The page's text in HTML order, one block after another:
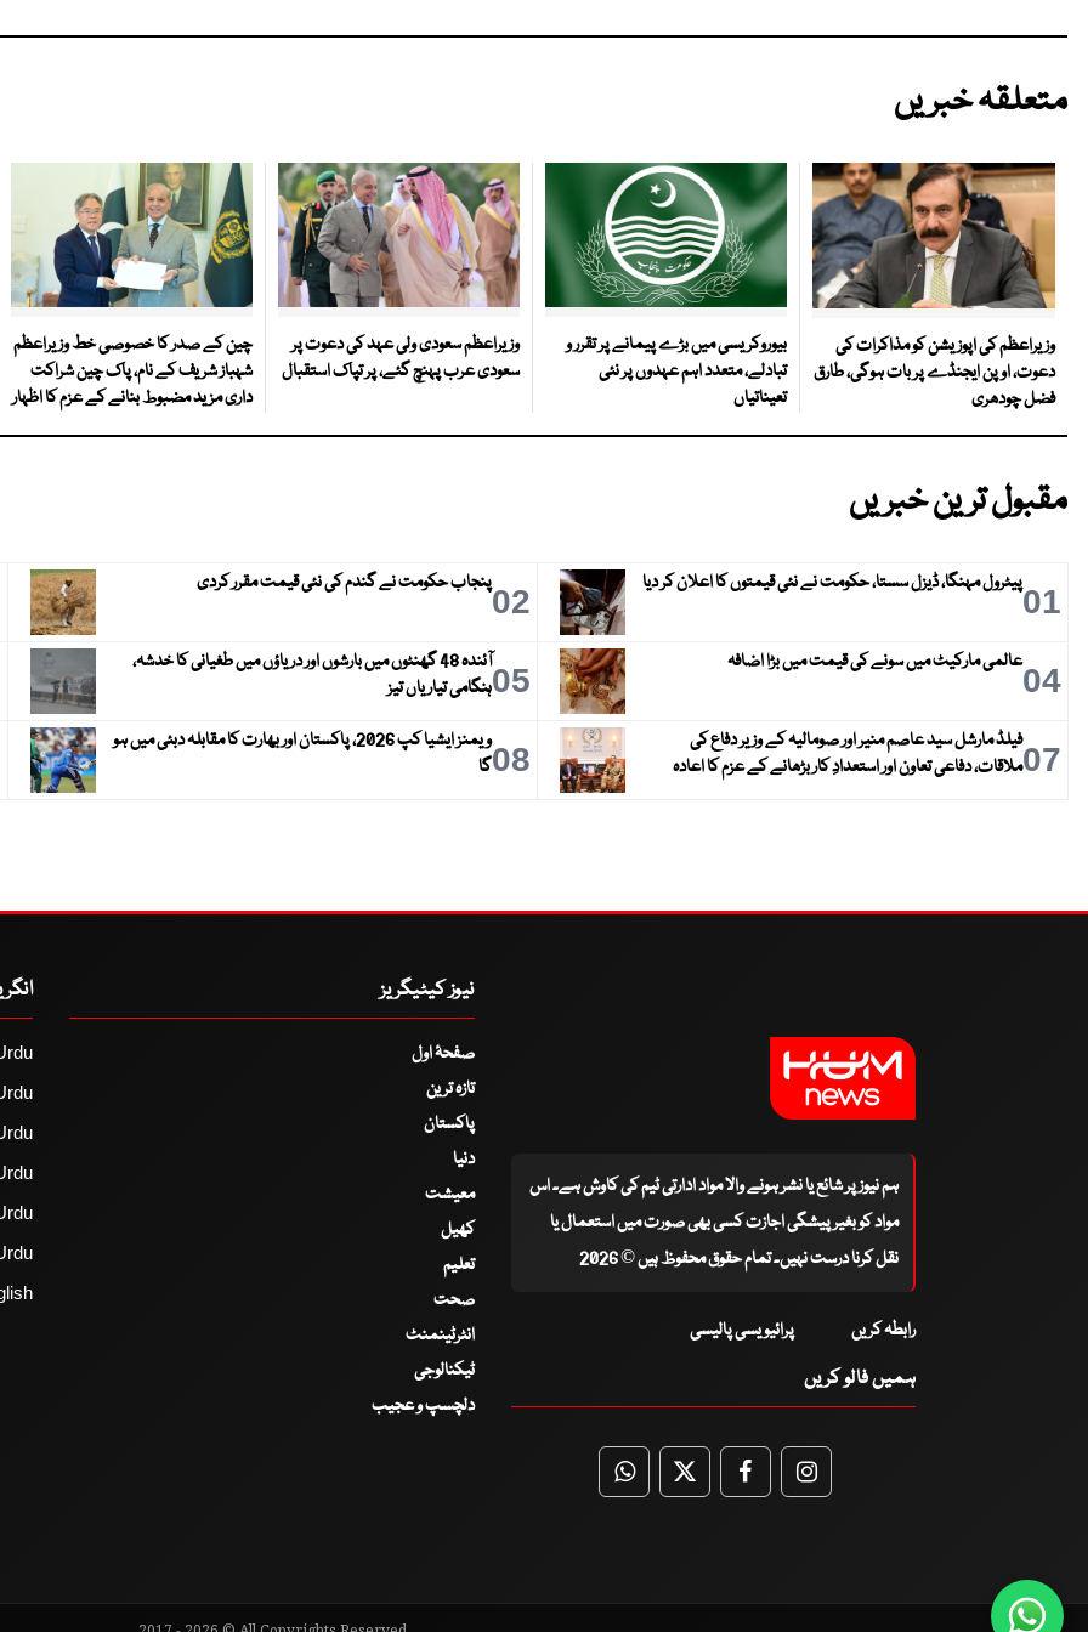
متعلقہ خبریں
وزیراعظم کی اپوزیشن کو مذاکرات کی
دعوت، اوپن ایجنڈے پر بات ہوگی، طارق
فضل چودھری
بیوروکریسی میں بڑے پیمانے پر تقرر و
تبادلے، متعدد اہم عہدوں پر نئی
تعیناتیاں
وزیراعظم سعودی ولی عہد کی دعوت پر
سعودی عرب پہنچ گئے، پر تپاک استقبال
چین کے صدر کا خصوصی خط وزیراعظم
شہباز شریف کے نام، پاک چین شراکت
داری مزید مضبوط بنانے کے عزم کا اظہار
مقبول ترین خبریں
01پیٹرول مہنگا، ڈیزل سستا، حکومت نے نئی قیمتوں کا اعلان کر دیا 02پنجاب حکومت نے گندم کی نئی قیمت مقرر کردی
04عالمی مارکیٹ میں سونے کی قیمت میں بڑا اضافہ 05
آئندہ 48 گھنٹوں میں بارشوں اور دریاؤں میں طغیانی کا خدشہ،
ہنگامی تیاریاں تیز
07فیلڈ مارشل سید عاصم منیر اور صومالیہ کے وزیر دفاع کی
ملاقات، دفاعی تعاون اور استعدادِ کار بڑھانے کے عزم کا اعادہ
08
ویمنز ایشیا کپ 2026، پاکستان اور بھارت کا مقابلہ دبئی میں ہو
گا
ہم نیوز پر شائع یا نشر ہونے والا مواد ادارتی ٹیم کی کاوش ہے۔ اس
مواد کو بغیر پیشگی اجازت کسی بھی صورت میں استعمال یا
نقل کرنا درست نہیں۔ تمام حقوق محفوظ ہیں © 2026
رابطہ کریں پرائیویسی پالیسی
ہمیں فالو کریں
WhatsApp
TwitterFacebookFacebook
نیوز کیٹیگریز
صفحۂ اول
تازہ ترین
پاکستان
دنیا
معیشت
کھیل
تعلیم
صحت
انٹرٹینمنٹ
ٹیکنالوجی
دلچسپ و عجیب